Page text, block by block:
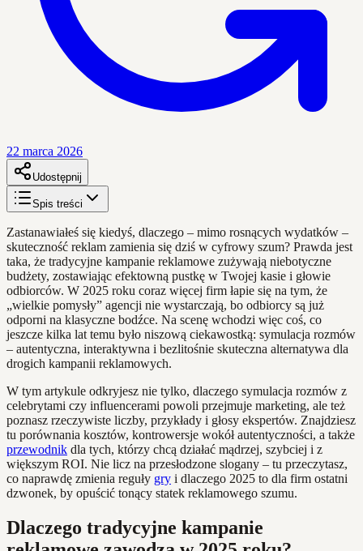
22 marca 2026
Udostępnij
Spis treści
Zastanawiałeś się kiedyś, dlaczego – mimo rosnących wydatków –
skuteczność reklam zamienia się dziś w cyfrowy szum? Prawda jest
taka, że tradycyjne kampanie reklamowe zużywają niebotyczne
budżety, zostawiając efektowną pustkę w Twojej kasie i głowie
odbiorców. W 2025 roku coraz więcej firm łapie się na tym, że
„wielkie pomysły” agencji nie wystarczają, bo odbiorcy są już
odporni na klasyczne bodźce. Na scenę wchodzi więc coś, co
jeszcze kilka lat temu było niszową ciekawostką: symulacja rozmów
– autentyczna, interaktywna i bezlitośnie skuteczna alternatywa dla
drogich kampanii reklamowych.
W tym artykule odkryjesz nie tylko, dlaczego symulacja rozmów z
celebrytami czy influencerami powoli przejmuje marketing, ale też
poznasz rzeczywiste liczby, przykłady i głosy ekspertów. Znajdziesz
tu porównania kosztów, kontrowersje wokół autentyczności, a także
przewodnik dla tych, którzy chcą działać mądrzej, szybciej i z
większym ROI. Nie licz na przesłodzone slogany – tu przeczytasz,
co naprawdę zmienia reguły gry i dlaczego 2025 to dla firm ostatni
dzwonek, by opuścić tonący statek reklamowego szumu.
Dlaczego tradycyjne kampanie